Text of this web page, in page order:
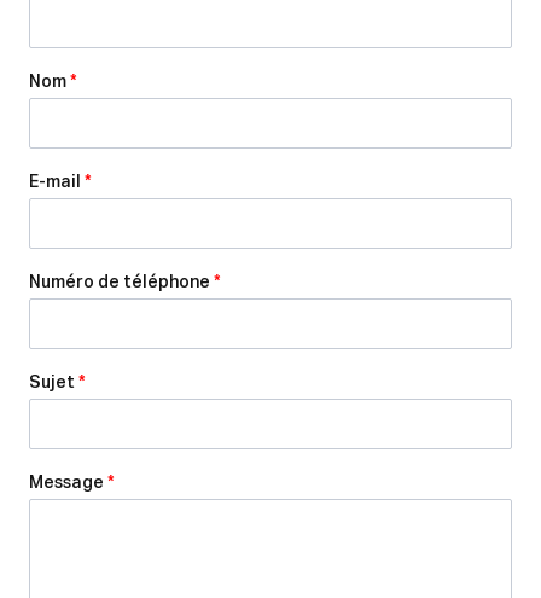
Nom *
E-mail *
Numéro de téléphone *
Sujet *
Message *